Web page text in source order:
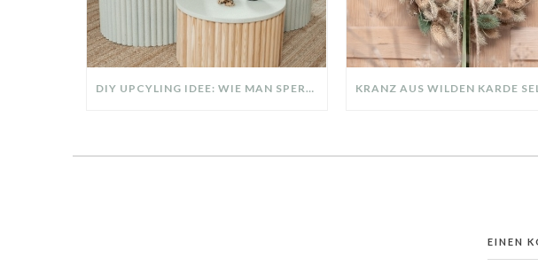
DIY UPCYLING IDEE: WIE MAN SPERRMÜLL IN EIN DESIGNER TEIL VERWANDELT
EINEN